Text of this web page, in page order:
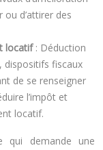
d’attirer des
locatif : Déduction
dispositifs fiscaux
de se renseigner
l’impôt et
locatif.
qui demande une